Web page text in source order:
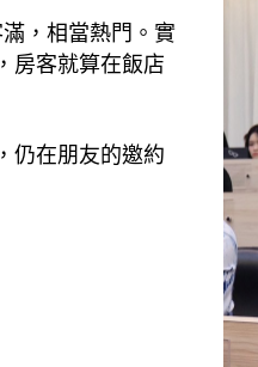
，相當熱門。 實
房客就算在飯店
仍在朋友的邀約